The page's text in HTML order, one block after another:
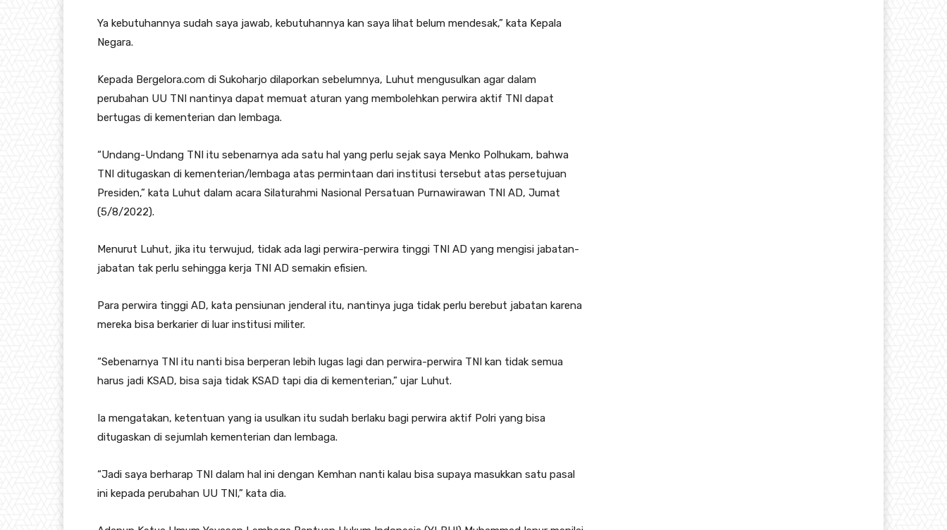
Ya kebutuhannya sudah saya jawab, kebutuhannya kan saya lihat belum mendesak,” kata Kepala
Negara.
Kepada Bergelora.com di Sukoharjo dilaporkan sebelumnya, Luhut mengusulkan agar dalam
perubahan UU TNI nantinya dapat memuat aturan yang membolehkan perwira aktif TNI dapat
bertugas di kementerian dan lembaga.
“Undang-Undang TNI itu sebenarnya ada satu hal yang perlu sejak saya Menko Polhukam, bahwa
TNI ditugaskan di kementerian/lembaga atas permintaan dari institusi tersebut atas persetujuan
Presiden,” kata Luhut dalam acara Silaturahmi Nasional Persatuan Purnawirawan TNI AD, Jumat
(5/8/2022).
Menurut Luhut, jika itu terwujud, tidak ada lagi perwira-perwira tinggi TNI AD yang mengisi jabatan-
jabatan tak perlu sehingga kerja TNI AD semakin efisien.
Para perwira tinggi AD, kata pensiunan jenderal itu, nantinya juga tidak perlu berebut jabatan karena
mereka bisa berkarier di luar institusi militer.
“Sebenarnya TNI itu nanti bisa berperan lebih lugas lagi dan perwira-perwira TNI kan tidak semua
harus jadi KSAD, bisa saja tidak KSAD tapi dia di kementerian,” ujar Luhut.
Ia mengatakan, ketentuan yang ia usulkan itu sudah berlaku bagi perwira aktif Polri yang bisa
ditugaskan di sejumlah kementerian dan lembaga.
“Jadi saya berharap TNI dalam hal ini dengan Kemhan nanti kalau bisa supaya masukkan satu pasal
ini kepada perubahan UU TNI,” kata dia.